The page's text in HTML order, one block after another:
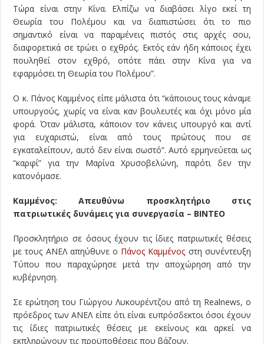
Τώρα είναι στην Κίνα. Ελπίζω να διαβάσει λίγο εκεί τη
Θεωρία του Πολέμου και να διαπιστώσει ότι το πιο
σημαντικό είναι να παραμένεις πιστός στις αρχές σου,
διαφορετικά σε τρώει ο εχθρός. Εκτός εάν ήδη κάποιος έχει
πουληθεί στον εχθρό, οπότε πάει στην Κίνα για να
εφαρμόσει τη Θεωρία του Πολέμου”.
Ο κ. Πάνος Καμμένος είπε μάλιστα ότι “κάποιους τους κάναμε
υπουργούς, χωρίς να είναι καν βουλευτές και όχι μόνο μία
φορά. Όταν μάλιστα, κάποιον τον κάνεις υπουργό και αντί
για ευχαριστώ, είναι από τους πρώτους που σε
εγκαταλείπουν, αυτό δεν είναι σωστό”. Αυτό ερμηνεύεται ως
“καρφί” για την Μαρίνα Χρυσοβελώνη, παρότι δεν την
κατονόμασε.
Καμμένος: Απευθύνω προσκλητήριο στις
πατριωτικές δυνάμεις για συνεργασία – ΒΙΝΤΕΟ
Προσκλητήριο σε όσους έχουν τις ίδιες πατριωτικές θέσεις
με τους ΑΝΕΛ απηύθυνε ο Πάνος Καμμένος στη συνέντευξη
Τύπου που παραχώρησε μετά την αποχώρηση από την
κυβέρνηση.
Σε ερώτηση του Γιώργου Λυκουρέντζου από τη Realnews, ο
πρόεδρος των ΑΝΕΛ είπε ότι είναι ευπρόσδεκτοι όσοι έχουν
τις ίδιες πατριωτικές θέσεις με εκείνους και αρκεί να
εκπληρώνουν τις προϋποθέσεις που βάζουν.